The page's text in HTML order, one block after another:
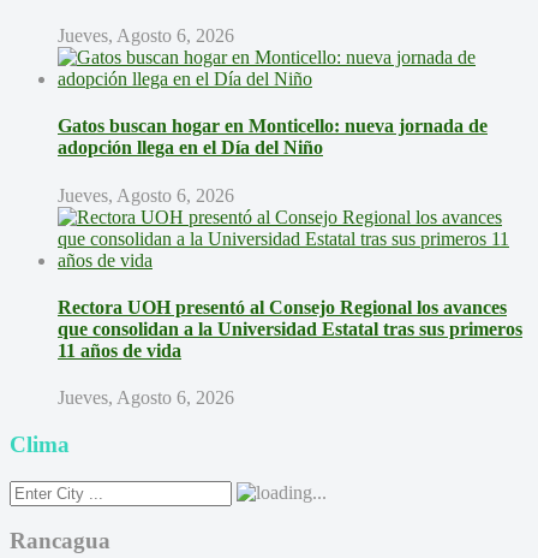
Jueves, Agosto 6, 2026
Gatos buscan hogar en Monticello: nueva jornada de
adopción llega en el Día del Niño
Jueves, Agosto 6, 2026
Rectora UOH presentó al Consejo Regional los avances
que consolidan a la Universidad Estatal tras sus primeros
11 años de vida
Jueves, Agosto 6, 2026
Clima
Rancagua